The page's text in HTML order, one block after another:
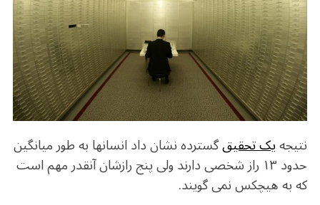
o
k p
نتیجهیک تحقیقگسترده نشان داد انسانها به طور میانگین
حدود ۱۳ راز شخصی دارند ولی پنج رازشان آنقدر مهم است
که به هیچکس نمی گویند.